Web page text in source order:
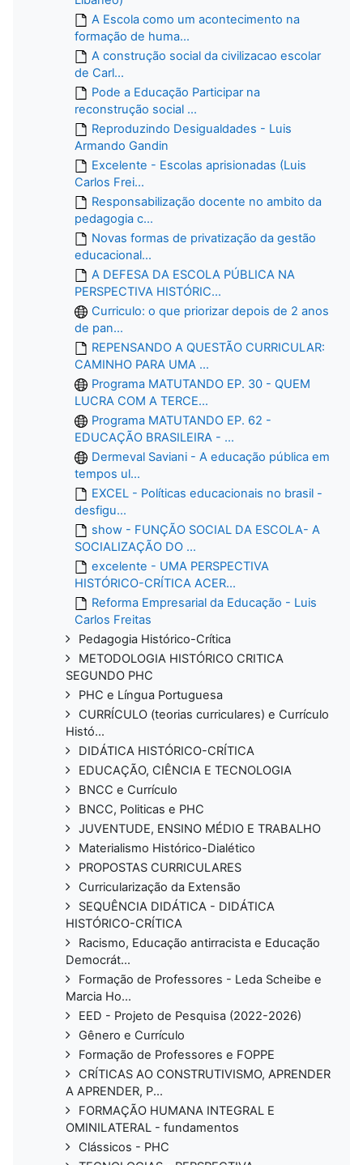
A Escola como um acontecimento na
formação de huma...
A construção social da civilizacao escolar
de Carl...
Pode a Educação Participar na
reconstrução social ...
Reproduzindo Desigualdades - Luis
Armando Gandin
Excelente - Escolas aprisionadas (Luis
Carlos Frei...
Responsabilização docente no ambito da
pedagogia c...
Novas formas de privatização da gestão
educacional...
A DEFESA DA ESCOLA PÚBLICA NA
PERSPECTIVA HISTÓRIC...
Curriculo: o que priorizar depois de 2 anos
de pan...
REPENSANDO A QUESTÃO CURRICULAR:
CAMINHO PARA UMA ...
Programa MATUTANDO EP. 30 - QUEM
LUCRA COM A TERCE...
Programa MATUTANDO EP. 62 -
EDUCAÇÃO BRASILEIRA - ...
Dermeval Saviani - A educação pública em
tempos ul...
EXCEL - Políticas educacionais no brasil -
desfigu...
show - FUNÇÃO SOCIAL DA ESCOLA- A
SOCIALIZAÇÃO DO ...
excelente - UMA PERSPECTIVA
HISTÓRICO-CRÍTICA ACER...
Reforma Empresarial da Educação - Luis
Carlos Freitas
Pedagogia Histórico-Crítica
METODOLOGIA HISTÓRICO CRITICA
SEGUNDO PHC
PHC e Língua Portuguesa
CURRÍCULO (teorias curriculares) e Currículo
Histó...
DIDÁTICA HISTÓRICO-CRÍTICA
EDUCAÇÃO, CIÊNCIA E TECNOLOGIA
BNCC e Currículo
BNCC, Politicas e PHC
JUVENTUDE, ENSINO MÉDIO E TRABALHO
Materialismo Histórico-Dialético
PROPOSTAS CURRICULARES
Curricularização da Extensão
SEQUÊNCIA DIDÁTICA - DIDÁTICA
HISTÓRICO-CRÍTICA
Racismo, Educação antirracista e Educação
Democrát...
Formação de Professores - Leda Scheibe e
Marcia Ho...
EED - Projeto de Pesquisa (2022-2026)
Gênero e Currículo
Formação de Professores e FOPPE
CRÍTICAS AO CONSTRUTIVISMO, APRENDER
A APRENDER, P...
FORMAÇÃO HUMANA INTEGRAL E
OMINILATERAL - fundamentos
Clássicos - PHC